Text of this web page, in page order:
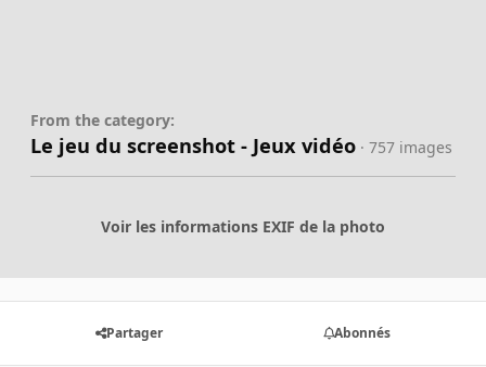
From the category:
Le jeu du screenshot - Jeux vidéo · 757 images
Voir les informations EXIF de la photo
Partager Abonnés